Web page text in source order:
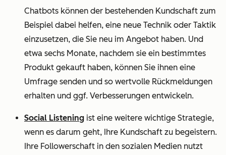
Chatbots können der bestehenden Kundschaft zum
Beispiel dabei helfen, eine neue Technik oder Taktik
einzusetzen, die Sie neu im Angebot haben. Und
etwa sechs Monate, nachdem sie ein bestimmtes
Produkt gekauft haben, können Sie ihnen eine
Umfrage senden und so wertvolle Rückmeldungen
erhalten und ggf. Verbesserungen entwickeln.
Social Listening ist eine weitere wichtige Strategie,
wenn es darum geht, Ihre Kundschaft zu begeistern.
Ihre Followerschaft in den sozialen Medien nutzt